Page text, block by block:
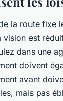
la route fixe
vision est
dans une
doivent
avant
mais pas